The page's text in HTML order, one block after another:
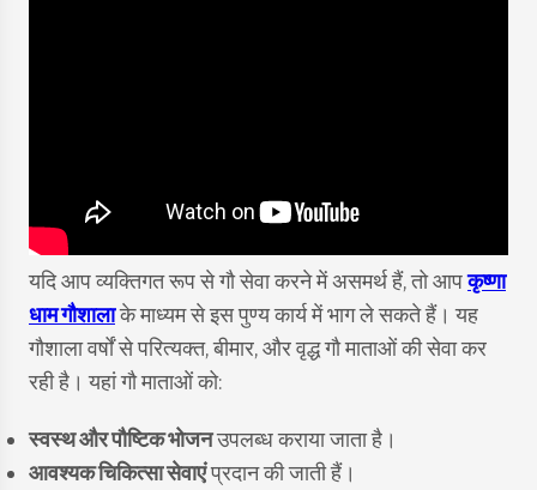
यदि आप व्यक्तिगत रूप से गौ सेवा करने में असमर्थ हैं, तो आपकृष्णा
धाम गौशालाके माध्यम से इस पुण्य कार्य में भाग ले सकते हैं। यह
गौशाला वर्षों से परित्यक्त, बीमार, और वृद्ध गौ माताओं की सेवा कर
रही है। यहां गौ माताओं को:
स्वस्थ और पौष्टिक भोजनउपलब्ध कराया जाता है।
आवश्यक चिकित्सा सेवाएंप्रदान की जाती हैं।